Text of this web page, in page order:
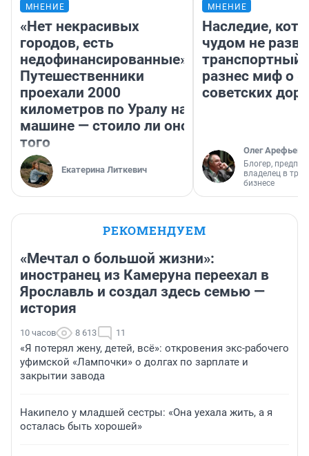
МНЕНИЕ
«Нет некрасивых
городов, есть
недофинансированные».
Путешественники
проехали 2000
километров по Уралу на
машине — стоило ли оно
того
Екатерина Литкевич
МНЕНИЕ
Наследие,
чудом не
транспортный
разнес миф о
советских
Олег Арефьев
Блогер,
владелец в
бизнесе
РЕКОМЕНДУЕМ
«Мечтал о большой жизни»:
иностранец из Камеруна переехал в
Ярославль и создал здесь семью —
история
10 часов 8 613 11
«Я потерял жену, детей, всё»: откровения экс-рабочего
уфимской «Лампочки» о долгах по зарплате и
закрытии завода
Накипело у младшей сестры: «Она уехала жить, а я
осталась быть хорошей»